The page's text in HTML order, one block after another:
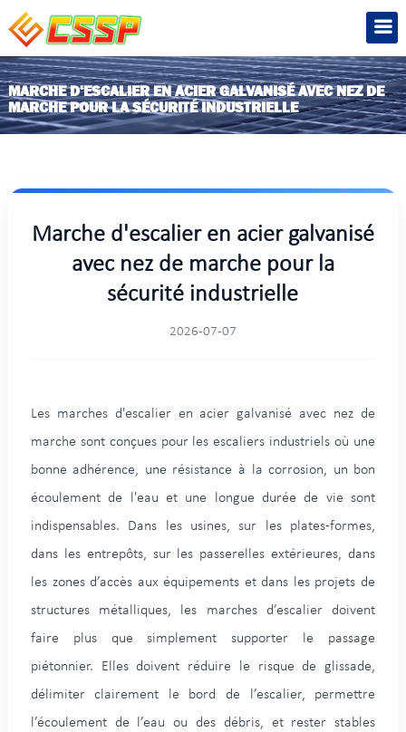
MARCHE D'ESCALIER EN ACIER GALVANISÉ AVEC NEZ DE
MARCHE POUR LA SÉCURITÉ INDUSTRIELLE
Marche d'escalier en acier galvanisé
avec nez de marche pour la
sécurité industrielle
2026-07-07
Les marches d'escalier en acier galvanisé avec nez de
marche sont conçues pour les escaliers industriels où une
bonne adhérence, une résistance à la corrosion, un bon
écoulement de l'eau et une longue durée de vie sont
indispensables. Dans les usines, sur les plates-formes,
dans les entrepôts, sur les passerelles extérieures, dans
les zones d’accès aux équipements et dans les projets de
structures métalliques, les marches d’escalier doivent
faire plus que simplement supporter le passage
piétonnier. Elles doivent réduire le risque de glissade,
délimiter clairement le bord de l’escalier, permettre
l’écoulement de l’eau ou des débris, et rester stables